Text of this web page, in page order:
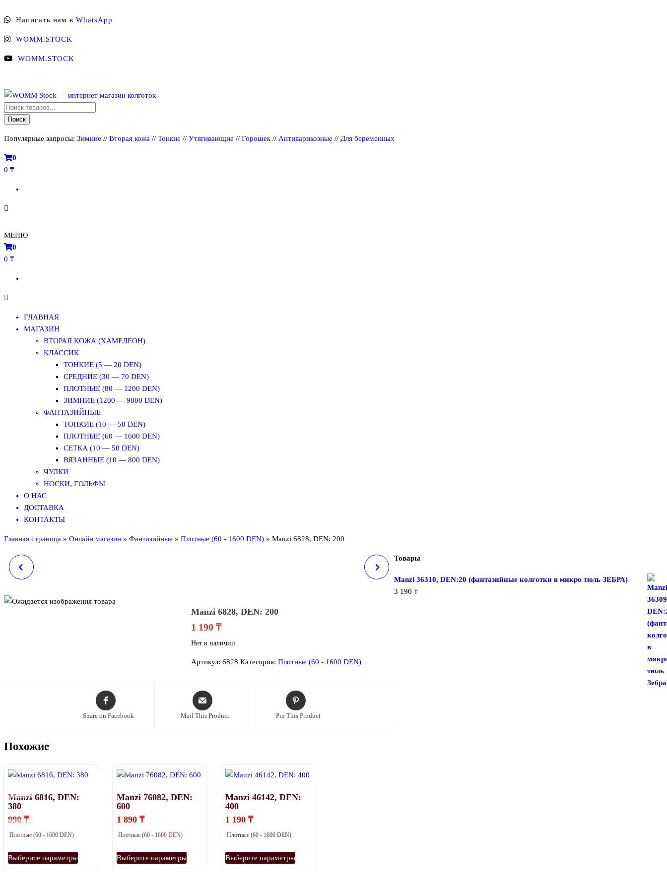
к
Написать нам в WhatsApp
WOMM.STOCK
WOMM.STOCK
WOMM Stock — интернет магазин колготок
Колготки MANZI, Naja Street тонкие, фантазийные, чулки, лосины
Поиск
товаров
Поиск
Популярные запросы: Зимние // Вторая кожа // Тонкие // Утягивающие // Горошек // Антиварикозные // Для беременных
0
0 ₸
МЕНЮ
0
0 ₸
ГЛАВНАЯ
МАГАЗИН
ВТОРАЯ КОЖА (ХАМЕЛЕОН)
КЛАССИК
ТОНКИЕ (5 — 20 DEN)
СРЕДНИЕ (30 — 70 DEN)
ПЛОТНЫЕ (80 — 1200 DEN)
ЗИМНИЕ (1200 — 9800 DEN)
ФАНТАЗИЙНЫЕ
ТОНКИЕ (10 — 50 DEN)
ПЛОТНЫЕ (60 — 1600 DEN)
СЕТКА (10 — 50 DEN)
ВЯЗАННЫЕ (10 — 800 DEN)
ЧУЛКИ
НОСКИ, ГОЛЬФЫ
О НАС
ДОСТАВКА
КОНТАКТЫ
Главная страница » Онлайн магазин » Фантазийные » Плотные (60 - 1600 DEN) » Manzi 6828, DEN: 200
Manzi 6828, DEN: 200
1 190₸
Нет в наличии
Артикул:6828 Категория:Плотные (60 - 1600 DEN)
Share on Facebook Mail This Product Pin This Product
Похожие
Manzi 6816, DEN:
380
990 ₸
Плотные (60 - 1600 DEN)
Выберите параметрытовар
Manzi 76082, DEN:
600
1 890₸
Плотные (60 - 1600 DEN)
Выберите параметрытовар
Manzi 46142, DEN:
400
1 190₸
Плотные (60 - 1600 DEN)
Выберите параметрытовар
Товары
Manzi 36310, DEN:20 (фантазийные колготки в микро тюль ЗЕБРА)
3 190 ₸